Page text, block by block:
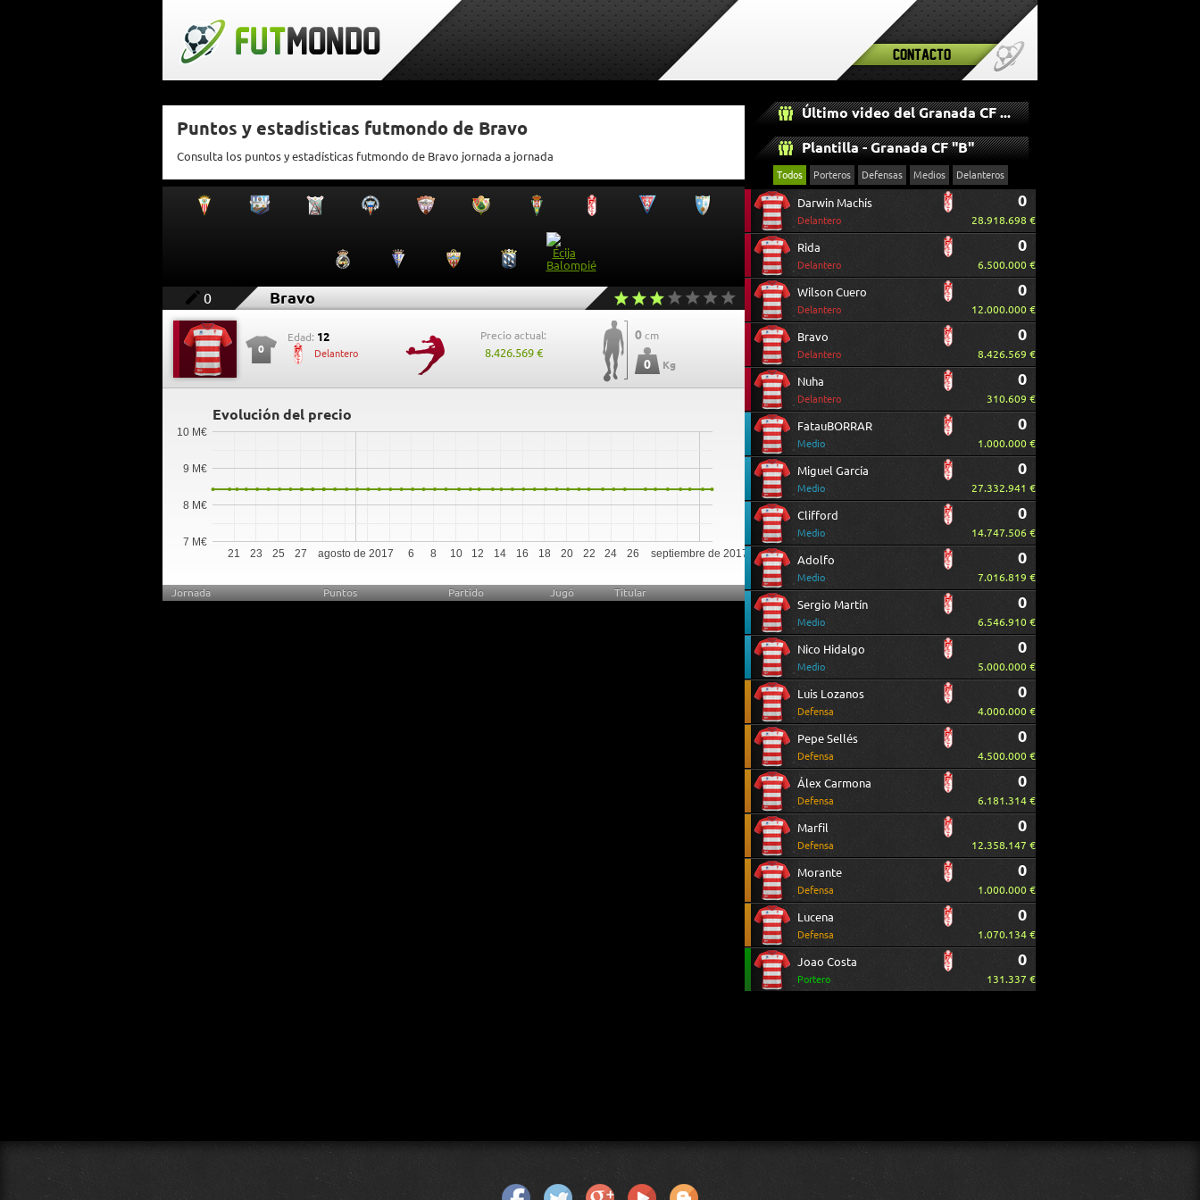
Contacto
Puntos y estadísticas futmondo de Bravo
Consulta los puntos y estadísticas futmondo de Bravo jornada a jornada
0 Bravo
0
Edad: 12
Delantero
Precio actual:
8.426.569 €
0 cm
0 Kg
Evolución del precio
agosto de 2017 septiembre de 2017
21 23 25 27 6 8 10 12 14 16 18 20 22 24 26
7 M€
8 M€
9 M€
10 M€
Jornada Puntos Partido Jugó Titular
Último video del Granada CF "B"
Plantilla - Granada CF "B"
Todos Porteros Defensas Medios Delanteros
Darwin Machís
Delantero
0
28.918.698 €
Rida
Delantero
0
6.500.000 €
Wilson Cuero
Delantero
0
12.000.000 €
Bravo
Delantero
0
8.426.569 €
Nuha
Delantero
0
310.609 €
FatauBORRAR
Medio
0
1.000.000 €
Miguel García
Medio
0
27.332.941 €
Clifford
Medio
0
14.747.506 €
Adolfo
Medio
0
7.016.819 €
Sergio Martín
Medio
0
6.546.910 €
Nico Hidalgo
Medio
0
5.000.000 €
Luis Lozanos
Defensa
0
4.000.000 €
Pepe Sellés
Defensa
0
4.500.000 €
Álex Carmona
Defensa
0
6.181.314 €
Marfil
Defensa
0
12.358.147 €
Morante
Defensa
0
1.000.000 €
Lucena
Defensa
0
1.070.134 €
Joao Costa
Portero
0
131.337 €